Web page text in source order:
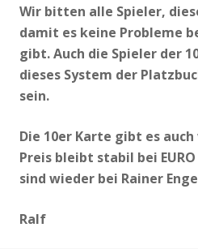
Wir bitten alle Spieler,
damit es keine Probleme
gibt. Auch die Spieler der
dieses System der
sein.
Die 10er Karte gibt es
Preis bleibt stabil bei
sind wieder bei Rainer
Ralf